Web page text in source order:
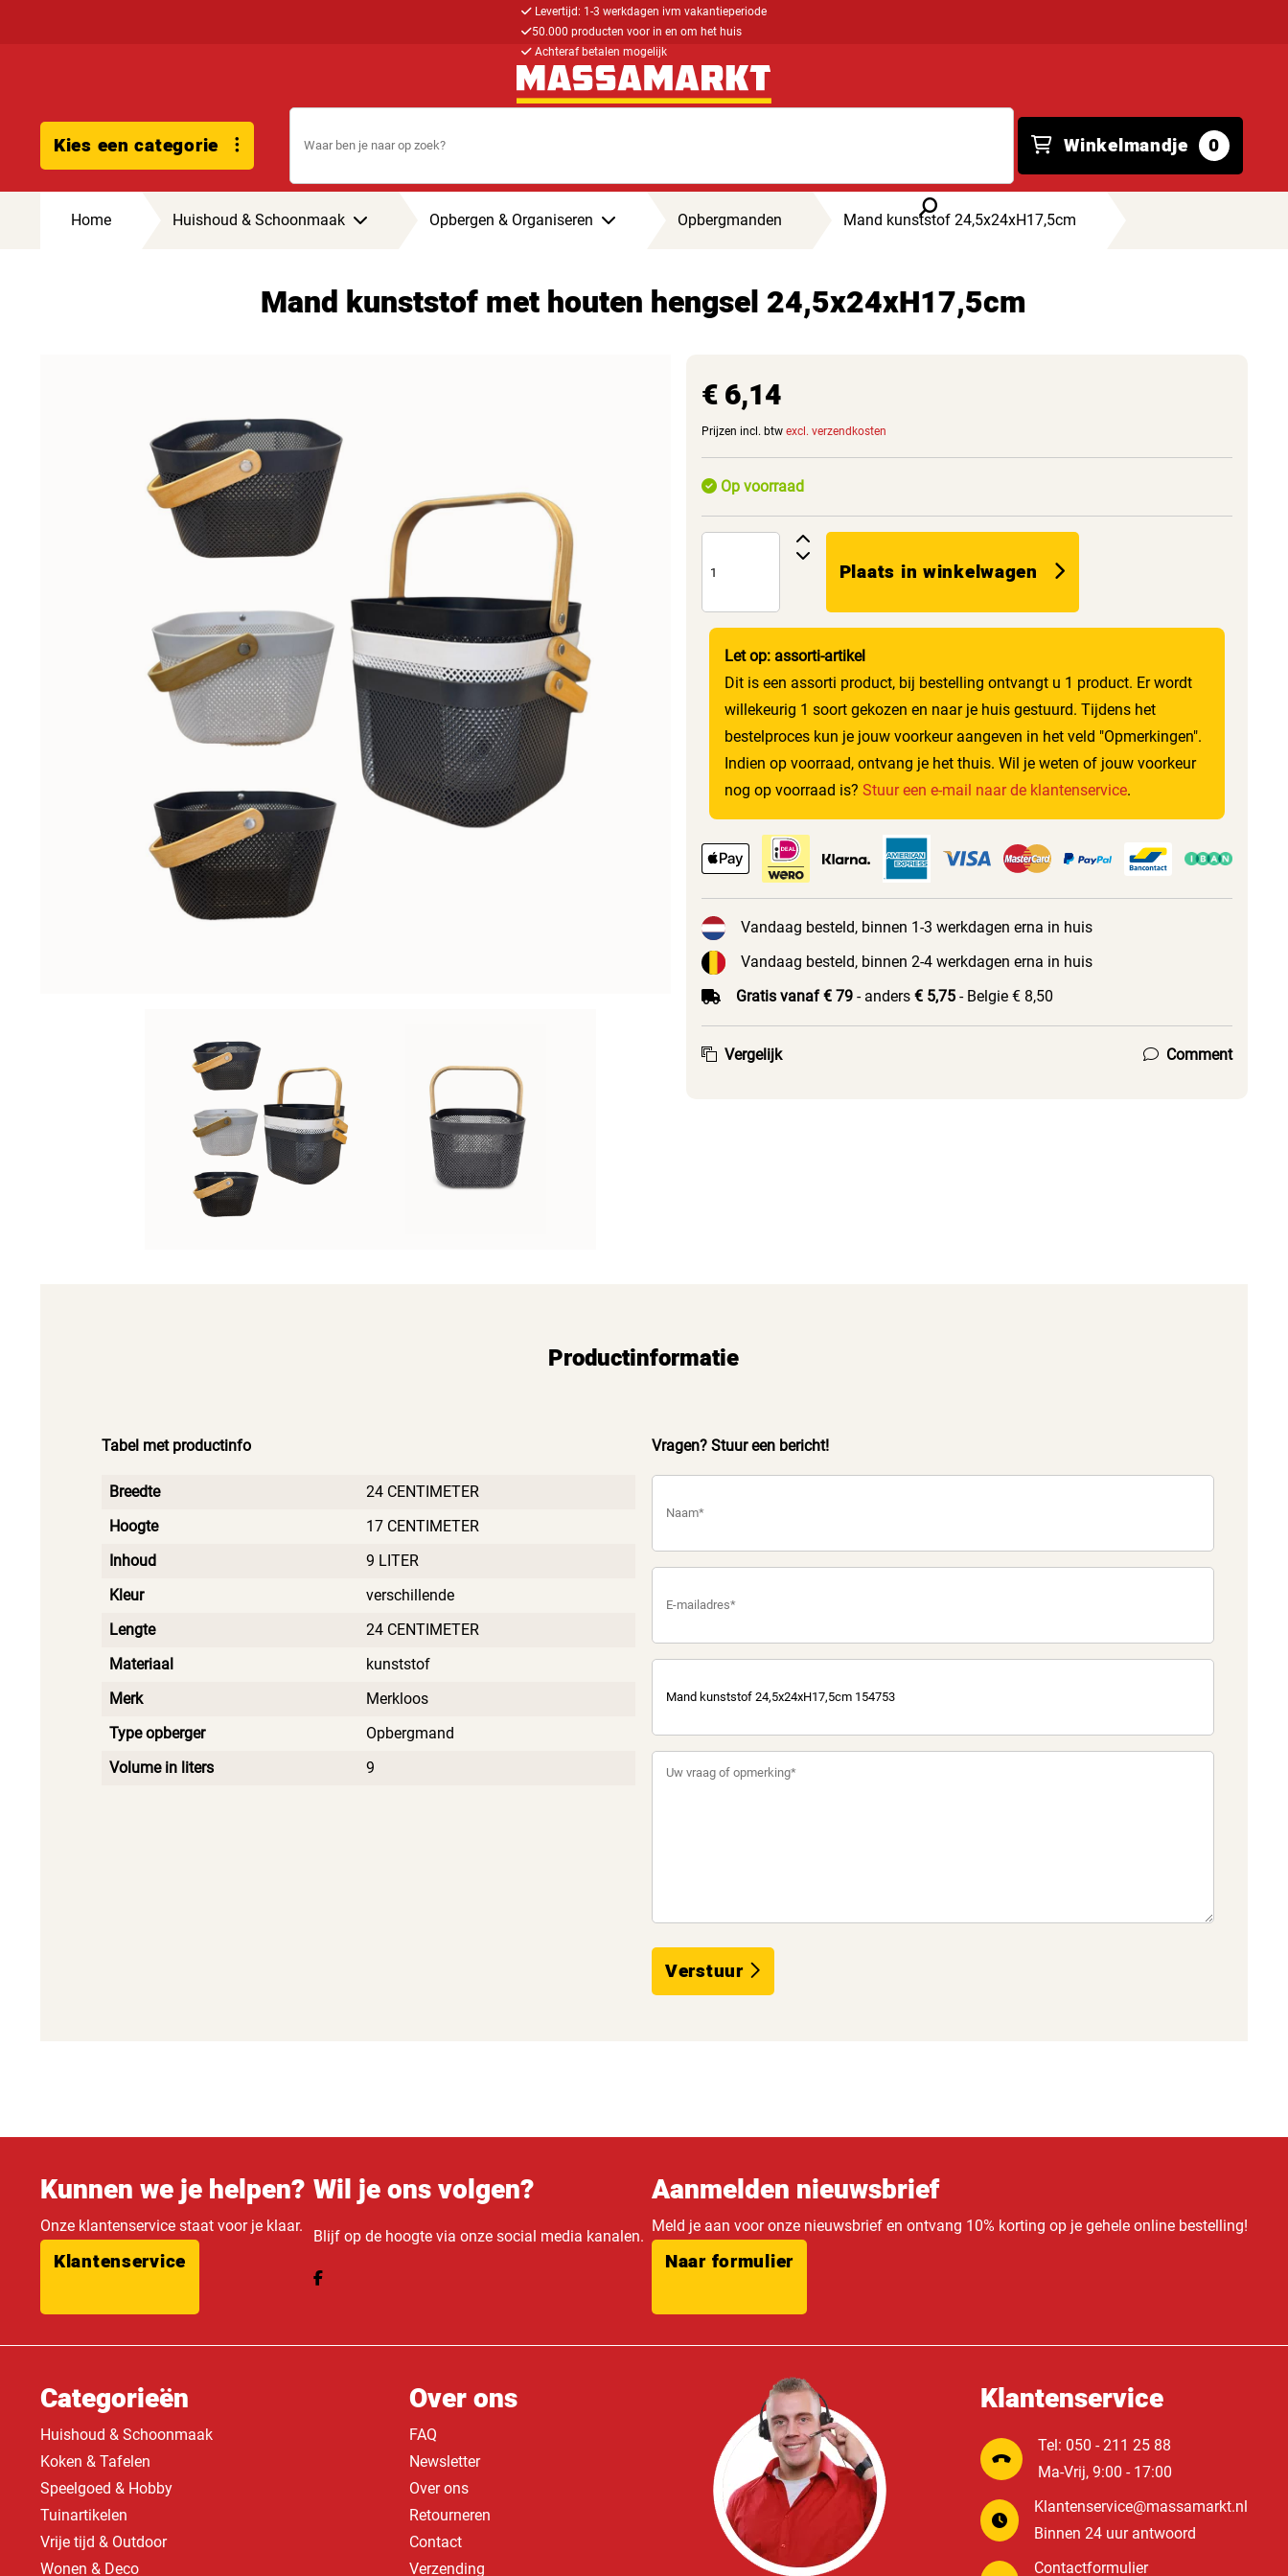
Levertijd: 1-3 werkdagen ivm vakantieperiode
50.000 producten voor in en om het huis
Achteraf betalen mogelijk
Kies een categorie Winkelmandje 0
Home Huishoud & Schoonmaak Opbergen & Organiseren Opbergmanden Mand kunststof 24,5x24xH17,5cm
Mand kunststof met houten hengsel 24,5x24xH17,5cm
€ 6,14
Prijzen incl. btw excl. verzendkosten
Op voorraad
Plaats in winkelwagen
Let op: assorti-artikel
Dit is een assorti product, bij bestelling ontvangt u 1 product. Er wordt
willekeurig 1 soort gekozen en naar je huis gestuurd. Tijdens het
bestelproces kun je jouw voorkeur aangeven in het veld "Opmerkingen".
Indien op voorraad, ontvang je het thuis. Wil je weten of jouw voorkeur
nog op voorraad is? Stuur een e-mail naar de klantenservice.
Vandaag besteld, binnen 1-3 werkdagen erna in huis
Vandaag besteld, binnen 2-4 werkdagen erna in huis
Gratis vanaf € 79- anders € 5,75- Belgie € 8,50
Vergelijk Comment
Productinformatie
Tabel met productinfo
Breedte
24 CENTIMETER
Hoogte
17 CENTIMETER
Inhoud
9 LITER
Kleur
verschillende
Lengte
24 CENTIMETER
Materiaal
kunststof
Merk
Merkloos
Type opberger
Opbergmand
Volume in liters
9
Vragen? Stuur een bericht!
Verstuur
Kunnen we je helpen?
Onze klantenservice staat voor je klaar.
Klantenservice
Wil je ons volgen?
Blijf op de hoogte via onze social media kanalen.
Aanmelden nieuwsbrief
Meld je aan voor onze nieuwsbrief en ontvang 10% korting op je gehele online bestelling!
Naar formulier
Categorieën
Huishoud & Schoonmaak
Koken & Tafelen
Speelgoed & Hobby
Tuinartikelen
Vrije tijd & Outdoor
Wonen & Deco
Over ons
FAQ
Newsletter
Over ons
Retourneren
Contact
Verzending
Klantenservice
Tel: 050 - 211 25 88
Ma-Vrij, 9:00 - 17:00
Klantenservice@massamarkt.nl
Binnen 24 uur antwoord
Contactformulier